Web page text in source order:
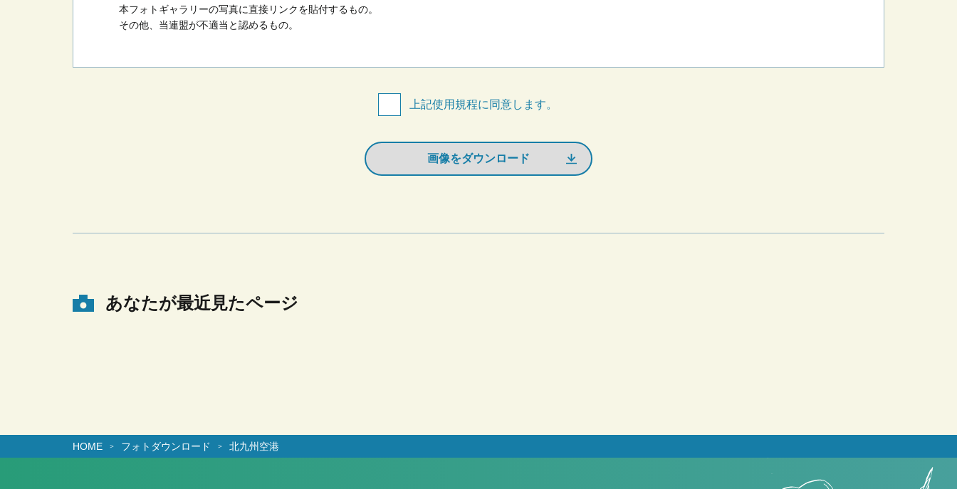
本フォトギャラリーの写真に直接リンクを貼付するもの。
その他、当連盟が不適当と認めるもの。
上記使用規程に同意します。
画像をダウンロード
あなたが最近見たページ
HOME フォトダウンロード 北九州空港